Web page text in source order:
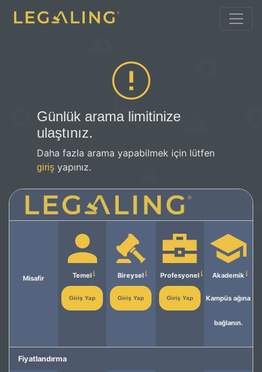
Günlük arama limitinize
ulaştınız.
Daha fazla arama yapabilmek için lütfen
giriş yapınız.
Misafir Temel
Giriş Yap
Bireysel
Giriş Yap
Profesyonel
Giriş Yap
Akademik
Kampüs ağına
bağlanın.
Fiyatlandırma